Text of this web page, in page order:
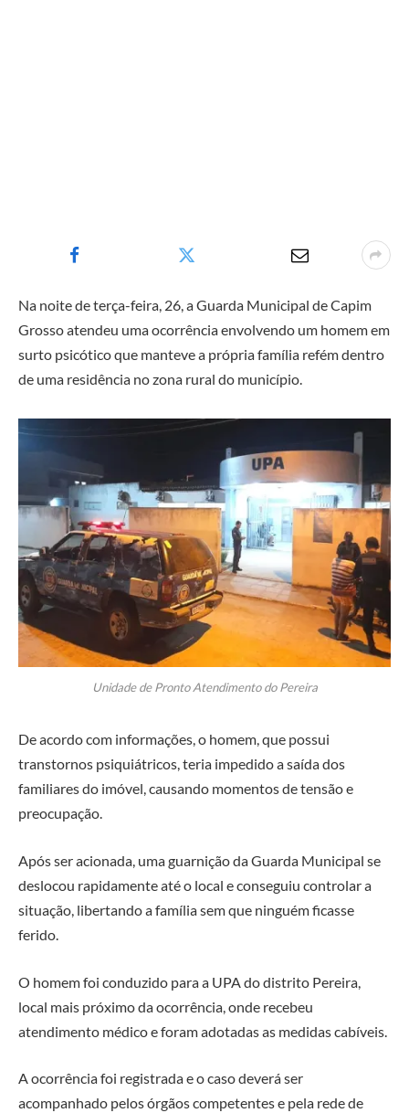
Na noite de terça-feira, 26, a Guarda Municipal de Capim
Grosso atendeu uma ocorrência envolvendo um homem em
surto psicótico que manteve a própria família refém dentro
de uma residência no zona rural do município.
Unidade de Pronto Atendimento do Pereira
De acordo com informações, o homem, que possui
transtornos psiquiátricos, teria impedido a saída dos
familiares do imóvel, causando momentos de tensão e
preocupação.
Após ser acionada, uma guarnição da Guarda Municipal se
deslocou rapidamente até o local e conseguiu controlar a
situação, libertando a família sem que ninguém ficasse
ferido.
O homem foi conduzido para a UPA do distrito Pereira,
local mais próximo da ocorrência, onde recebeu
atendimento médico e foram adotadas as medidas cabíveis.
A ocorrência foi registrada e o caso deverá ser
acompanhado pelos órgãos competentes e pela rede de